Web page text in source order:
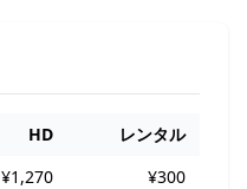
HD
レンタル
¥1,270
¥300